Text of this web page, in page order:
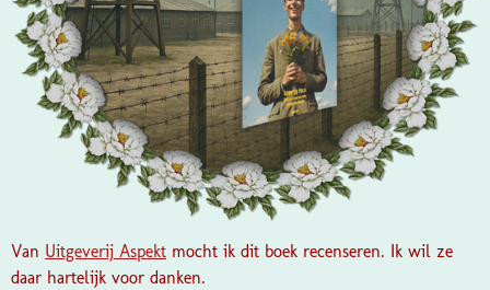
Van Uitgeverij Aspekt mocht ik dit boek recenseren. Ik wil ze
daar hartelijk voor danken.